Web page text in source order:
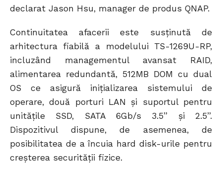
declarat Jason Hsu, manager de produs QNAP.
Continuitatea afacerii este susținută de
arhitectura fiabilă a modelului TS-1269U-RP,
incluzând managementul avansat RAID,
alimentarea redundantă, 512MB DOM cu dual
OS ce asigură inițializarea sistemului de
operare, două porturi LAN și suportul pentru
unitățile SSD, SATA 6Gb/s 3.5” și 2.5”.
Dispozitivul dispune, de asemenea, de
posibilitatea de a încuia hard disk-urile pentru
creșterea securității fizice.